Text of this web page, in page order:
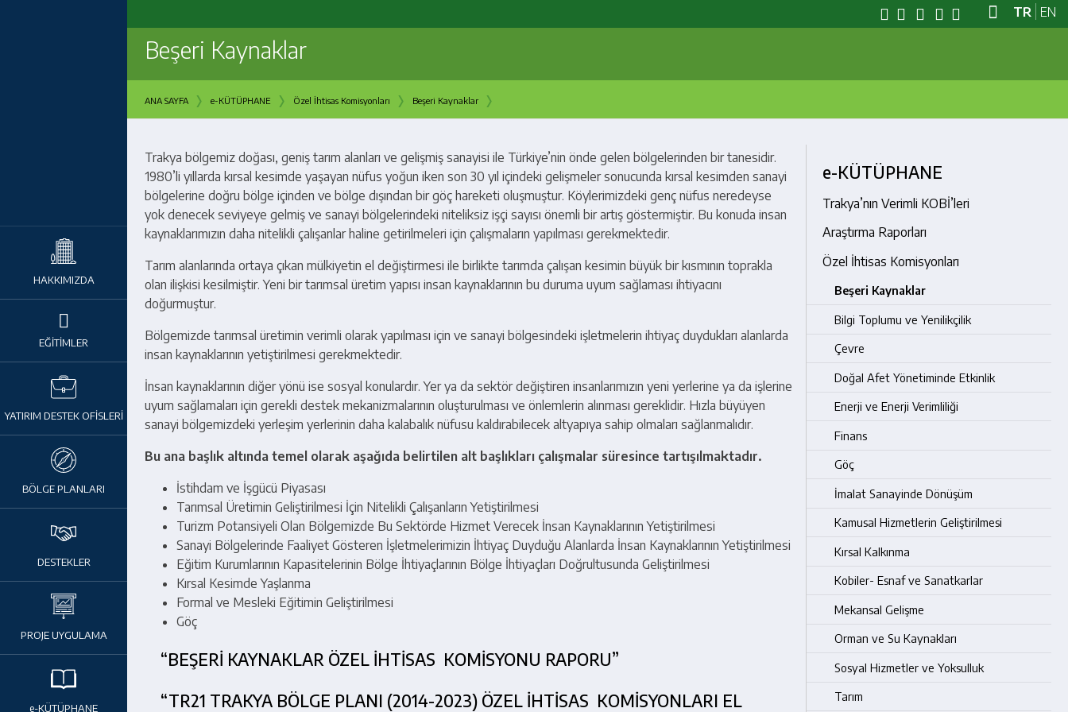
TR EN
HAKKIMIZDA
EĞİTİMLER
YATIRIM DESTEK OFİSLERİ
BÖLGE PLANLARI
DESTEKLER
PROJE UYGULAMA
e-KÜTÜPHANE
Beşeri Kaynaklar
ANA SAYFA › e-KÜTÜPHANE › Özel İhtisas Komisyonları › Beşeri Kaynaklar ›
Trakya bölgemiz doğası, geniş tarım alanları ve gelişmiş sanayisi ile Türkiye’nin önde gelen bölgelerinden bir tanesidir.
1980’li yıllarda kırsal kesimde yaşayan nüfus yoğun iken son 30 yıl içindeki gelişmeler sonucunda kırsal kesimden sanayi
bölgelerine doğru bölge içinden ve bölge dışından bir göç hareketi oluşmuştur. Köylerimizdeki genç nüfus neredeyse
yok denecek seviyeye gelmiş ve sanayi bölgelerindeki niteliksiz işçi sayısı önemli bir artış göstermiştir. Bu konuda insan
kaynaklarımızın daha nitelikli çalışanlar haline getirilmeleri için çalışmaların yapılması gerekmektedir.
Tarım alanlarında ortaya çıkan mülkiyetin el değiştirmesi ile birlikte tarımda çalışan kesimin büyük bir kısmının toprakla
olan ilişkisi kesilmiştir. Yeni bir tarımsal üretim yapısı insan kaynaklarının bu duruma uyum sağlaması ihtiyacını
doğurmuştur.
Bölgemizde tarımsal üretimin verimli olarak yapılması için ve sanayi bölgesindeki işletmelerin ihtiyaç duydukları alanlarda
insan kaynaklarının yetiştirilmesi gerekmektedir.
İnsan kaynaklarının diğer yönü ise sosyal konulardır. Yer ya da sektör değiştiren insanlarımızın yeni yerlerine ya da işlerine
uyum sağlamaları için gerekli destek mekanizmalarının oluşturulması ve önlemlerin alınması gereklidir. Hızla büyüyen
sanayi bölgemizdeki yerleşim yerlerinin daha kalabalık nüfusu kaldırabilecek altyapıya sahip olmaları sağlanmalıdır.
Bu ana başlık altında temel olarak aşağıda belirtilen alt başlıkları çalışmalar süresince tartışılmaktadır.
İstihdam ve İşgücü Piyasası
Tarımsal Üretimin Geliştirilmesi İçin Nitelikli Çalışanların Yetiştirilmesi
Turizm Potansiyeli Olan Bölgemizde Bu Sektörde Hizmet Verecek İnsan Kaynaklarının Yetiştirilmesi
Sanayi Bölgelerinde Faaliyet Gösteren İşletmelerimizin İhtiyaç Duyduğu Alanlarda İnsan Kaynaklarının Yetiştirilmesi
Eğitim Kurumlarının Kapasitelerinin Bölge İhtiyaçlarının Bölge İhtiyaçları Doğrultusunda Geliştirilmesi
Kırsal Kesimde Yaşlanma
Formal ve Mesleki Eğitimin Geliştirilmesi
Göç
“BEŞERİ KAYNAKLAR ÖZEL İHTİSAS KOMİSYONU RAPORU”
“TR21 TRAKYA BÖLGE PLANI (2014-2023) ÖZEL İHTİSAS KOMİSYONLARI EL
e-KÜTÜPHANE
Trakya’nın Verimli KOBİ’leri
Araştırma Raporları
Özel İhtisas Komisyonları
Beşeri Kaynaklar
Bilgi Toplumu ve Yenilikçilik
Çevre
Doğal Afet Yönetiminde Etkinlik
Enerji ve Enerji Verimliliği
Finans
Göç
İmalat Sanayinde Dönüşüm
Kamusal Hizmetlerin Geliştirilmesi
Kırsal Kalkınma
Kobiler- Esnaf ve Sanatkarlar
Mekansal Gelişme
Orman ve Su Kaynakları
Sosyal Hizmetler ve Yoksulluk
Tarım